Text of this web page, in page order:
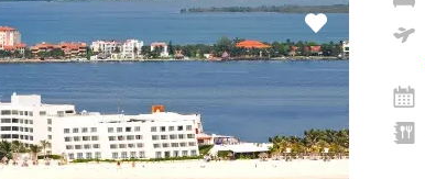
Pridať
do
obľúbených